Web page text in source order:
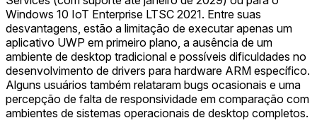
Windows 10 IoT Enterprise LTSC 2021. Entre suas
desvantagens, estão a limitação de executar apenas um
aplicativo UWP em primeiro plano, a ausência de um
ambiente de desktop tradicional e possíveis dificuldades no
desenvolvimento de drivers para hardware ARM específico.
Alguns usuários também relataram bugs ocasionais e uma
percepção de falta de responsividade em comparação com
ambientes de sistemas operacionais de desktop completos.